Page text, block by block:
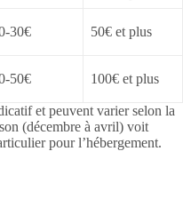
30€ 50€ et plus
50€ 100€ et plus
et peuvent varier selon la
(décembre à avril) voit
pour l’hébergement.